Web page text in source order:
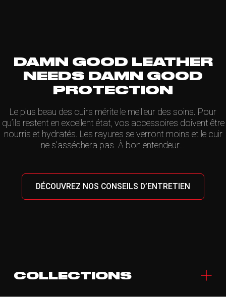
DAMN GOOD LEATHER
NEEDS DAMN GOOD
PROTECTION
Le plus beau des cuirs mérite le meilleur des soins. Pour
qu’ils restent en excellent état, vos accessoires doivent être
nourris et hydratés. Les rayures se verront moins et le cuir
ne s’asséchera pas. À bon entendeur…
DÉCOUVREZ NOS CONSEILS D’ENTRETIEN
COLLECTIONS